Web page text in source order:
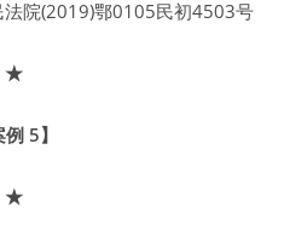
院(2019)鄂0105民初4503号
★
例 5】
★